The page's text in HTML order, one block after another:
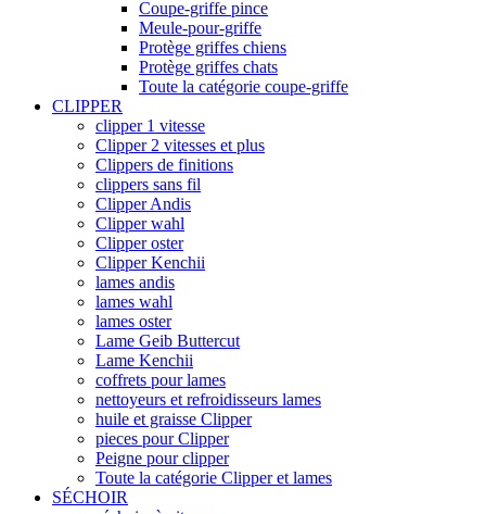
Coupe-griffe pince
Meule-pour-griffe
Protège griffes chiens
Protège griffes chats
Toute la catégorie coupe-griffe
CLIPPER
clipper 1 vitesse
Clipper 2 vitesses et plus
Clippers de finitions
clippers sans fil
Clipper Andis
Clipper wahl
Clipper oster
Clipper Kenchii
lames andis
lames wahl
lames oster
Lame Geib Buttercut
Lame Kenchii
coffrets pour lames
nettoyeurs et refroidisseurs lames
huile et graisse Clipper
pieces pour Clipper
Peigne pour clipper
Toute la catégorie Clipper et lames
SÉCHOIR